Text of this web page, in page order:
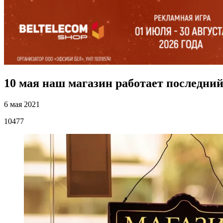
10 мая наш магазин работает
6 мая 2021
10477